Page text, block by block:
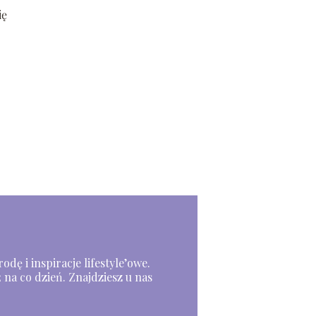
i inspiracje lifestyle’owe.
co dzień. Znajdziesz u nas